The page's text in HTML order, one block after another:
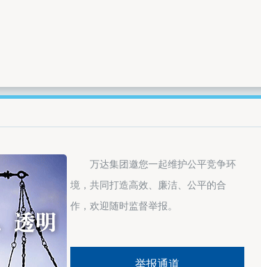
万达集团邀您一起维护公平竞争环
境，共同打造高效、廉洁、公平的合
作，欢迎随时监督举报。
举报通道